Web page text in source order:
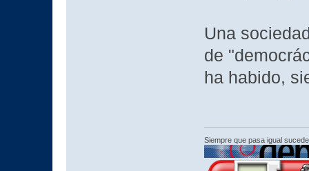
Una
de
ha habido,
Siempre que pasa igual